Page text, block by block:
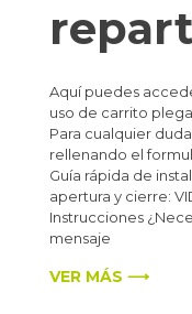
Aquí puedes
uso de carrito
Para cualquier
rellenando el
Guía rápida de
apertura y cierre:
Instrucciones
mensaje
VER MÁS ⟶